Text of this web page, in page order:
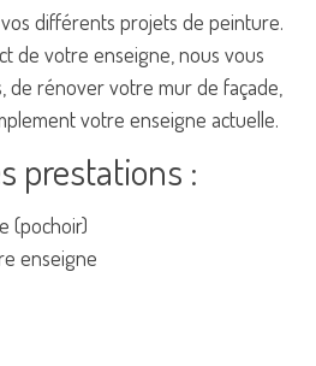
différents projets de peinture.
de votre enseigne, nous vous
de rénover votre mur de façade,
votre enseigne actuelle.
prestations :
(pochoir)
enseigne